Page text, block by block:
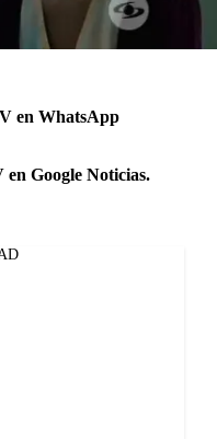
en WhatsApp
Google Noticias.